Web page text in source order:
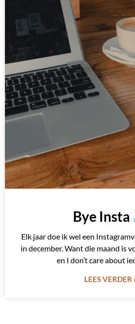
Bye Insta
Elk jaar doe ik wel een
in december. Want die maand is
en I don’t care about
LEES VERDER